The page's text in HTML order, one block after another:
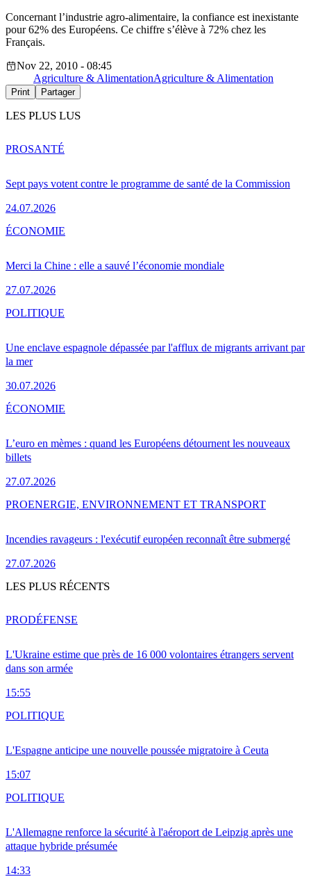
Concernant l’industrie agro-alimentaire, la confiance est inexistante
pour 62% des Européens. Ce chiffre s’élève à 72% chez les
Français.
Nov 22, 2010 - 08:45
Agriculture & AlimentationAgriculture & Alimentation
Print Partager
LES PLUS LUS
Sept pays votent contre le programme de santé de la Commission
24.07.2026
PROSANTÉ
Merci la Chine : elle a sauvé l’économie mondiale
27.07.2026
ÉCONOMIE
Une enclave espagnole dépassée par l'afflux de migrants arrivant par
la mer
30.07.2026
POLITIQUE
L’euro en mèmes : quand les Européens détournent les nouveaux
billets
27.07.2026
ÉCONOMIE
Incendies ravageurs : l'exécutif européen reconnaît être submergé
27.07.2026
PROENERGIE, ENVIRONNEMENT ET TRANSPORT
LES PLUS RÉCENTS
L'Ukraine estime que près de 16 000 volontaires étrangers servent
dans son armée
15:55
PRODÉFENSE
L'Espagne anticipe une nouvelle poussée migratoire à Ceuta
15:07
POLITIQUE
L'Allemagne renforce la sécurité à l'aéroport de Leipzig après une
attaque hybride présumée
14:33
POLITIQUE